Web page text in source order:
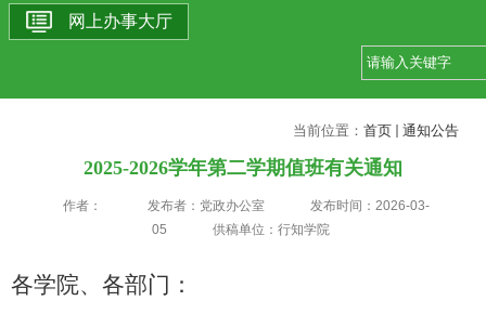
网上办事大厅
当前位置： 首页 通知公告
2025-2026学年第二学期值班有关通知
作者： 发布者：党政办公室
发布时间：2026-03-
05
供稿单位：行知学院
各学院、 各部门：